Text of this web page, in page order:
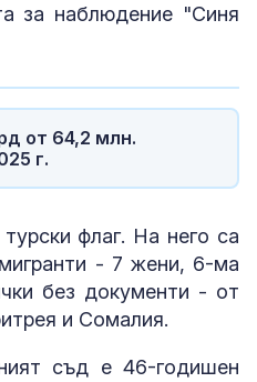
за наблюдение "Синя
от 64,2 млн.
г.
флаг. На него са
- 7 жени, 6-ма
без документи - от
и Сомалия.
съд е 46-годишен